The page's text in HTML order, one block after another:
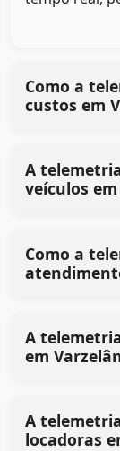
Como a
custos em
A
veículos
Como a
A
em
A
locadoras